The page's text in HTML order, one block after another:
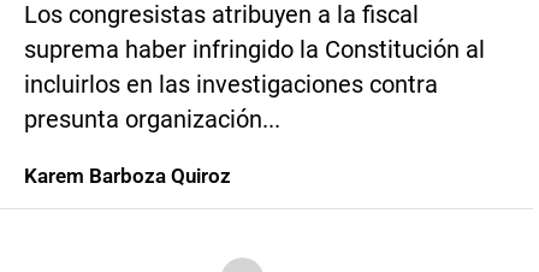
Los congresistas atribuyen a la fiscal
suprema haber infringido la Constitución al
incluirlos en las investigaciones contra
presunta organización...
Karem Barboza Quiroz